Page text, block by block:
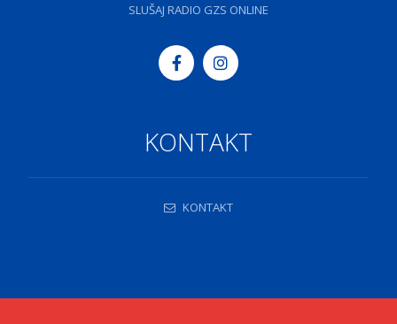
SLUŠAJ RADIO GZS ONLINE
KONTAKT
KONTAKT